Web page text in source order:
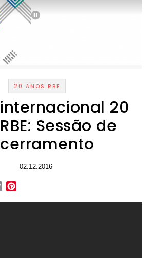
20 ANOS RBE
20
Sessão de
02.12.2016
Copy